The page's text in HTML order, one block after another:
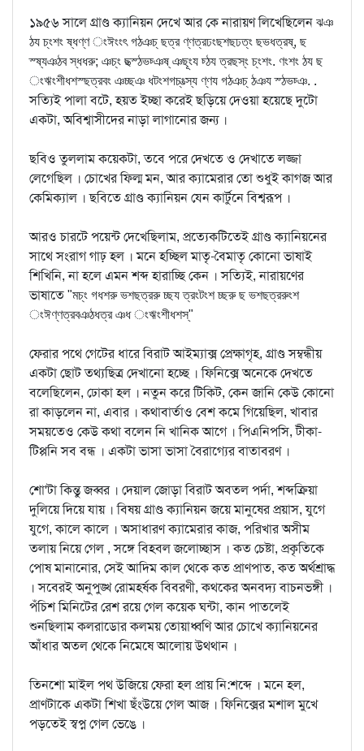
১৯৫৬ সালে গ্রাণ্ড ক্যানিয়ন দেখে আর কে নারায়ণ লিখেছিলেন ঝঞ
ঠয চ্‌ংশং ষ্ধণ্ণ ংঈংংৎ গঠঞচ্‌ ছত্র ণ্ণত্রঢংছশছঢত্‌ং ছভধত্রষ্‌, ছ
স্ষ্যঞঠব স্ধধরু; ঞচ্‌ং ছত্স্ঠভচ্ঞষ্‌ ঞছূংয চ্ঠয ত্রছস্‌ং চ্‌ংশং. ণংশং ঠয ছ
ংঋংশীধশস্ছত্রবং ঞচ্ছঞ ধটংশগচ্‌ংত্স্য ণ্ণয গঠঞচ্‌ ঠঞয স্ঠভচ্ঞ. .
সত্যিই পালা বটে, হয়ত ইচ্ছা করেই ছড়িয়ে দেওয়া হয়েছে দুটো
একটা, অবিশ্বাসীদের নাড়া লাগানোর জন্য ।
ছবিও তুললাম কয়েকটা, তবে পরে দেখতে ও দেখাতে লজ্জা
লেগেছিল । চোখের ফিল্ম মন, আর ক্যামেরার তো শুধুই কাগজ আর
কেমিক্যাল । ছবিতে গ্রাণ্ড ক্যানিয়ন যেন কার্টুনে বিশ্বরূপ ।
আরও চারটে পয়েন্ট দেখেছিলাম, প্রত্যেকটিতেই গ্রাণ্ড ক্যানিয়নের
সাথে সংরাগ গাঢ় হল । মনে হচ্ছিল মাতৃ-বৈমাতৃ কোনো ভাষাই
শিখিনি, না হলে এমন শব্দ হারাচ্ছি কেন । সত্যিই, নারায়ণের
ভাষাতে "মচ্‌ং গধশরু ভশছত্ররু চ্ছয ত্রংটংশ চ্ছরু ছ ভশছত্ররুংশ
ংঈণ্ণত্রবঞঠধত্র ঞধ ংঋংশীধশস্‌"
ফেরার পথে গেটের ধারে বিরাট আইম্যাক্স প্রেক্ষাগৃহ, গ্রাণ্ড সম্বন্ধীয়
একটা ছোট তথ্যছিত্র দেখানো হচ্ছে । ফিনিক্সে অনেকে দেখতে
বলেছিলেন, ঢোকা হল । নতুন করে টিকিট, কেন জানি কেউ কোনো
রা কাড়লেন না, এবার । কথাবার্তাও বেশ কমে গিয়েছিল, খাবার
সময়তেও কেউ কথা বলেন নি খানিক আগে । পিএনিপসি, টীকা-
টিপ্পনি সব বন্ধ । একটা ভাসা ভাসা বৈরাগ্যের বাতাবরণ ।
শো'টা কিন্তু জব্বর । দেয়াল জোড়া বিরাট অবতল পর্দা, শব্দক্রিয়া
দুলিয়ে দিয়ে যায় । বিষয় গ্রাণ্ড ক্যানিয়ন জয়ে মানুষের প্রয়াস, যুগে
যুগে, কালে কালে । অসাধারণ ক্যামেরার কাজ, পরিখার অসীম
তলায় নিয়ে গেল , সঙ্গে বিহবল জলোচ্ছাস । কত চেষ্টা, প্রকৃতিকে
পোষ মানানোর, সেই আদিম কাল থেকে কত প্রাণপাত, কত অর্থশ্রাদ্ধ
। সবেরই অনুপুঙ্খ রোমহর্ষক বিবরণী, কথকের অনবদ্য বাচনভঙ্গী ।
পঁচিশ মিনিটের রেশ রয়ে গেল কয়েক ঘন্টা, কান পাতলেই
শুনছিলাম কলরাডোর কলময় তোয়াধ্বণি আর চোখে ক্যানিয়নের
আঁধার অতল থেকে নিমেষে আলোয় উথ্থান ।
তিনশো মাইল পথ উজিয়ে ফেরা হল প্রায় নি:শব্দে । মনে হল,
প্রাণটাকে একটা শিখা ছঁংউয়ে গেল আজ । ফিনিক্সের মশাল মুখে
পড়তেই স্বপ্ন গেল ভেঙে ।